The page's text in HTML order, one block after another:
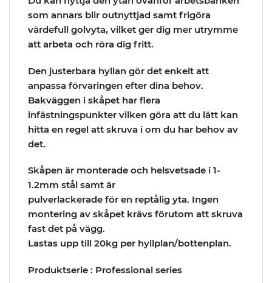
som annars blir outnyttjad samt frigöra
värdefull golvyta, vilket ger dig mer utrymme
att arbeta och röra dig fritt.
Den justerbara hyllan gör det enkelt att
anpassa förvaringen efter dina behov.
Bakväggen i skåpet har flera
infästningspunkter vilken göra att du lätt kan
hitta en regel att skruva i om du har behov av
det.
Skåpen är monterade och helsvetsade i 1-
1.2mm stål samt är
pulverlackerade för en reptålig yta. Ingen
montering av skåpet krävs förutom att skruva
fast det på vägg.
Lastas upp till 20kg per hyllplan/bottenplan.
Produktserie : Professional series